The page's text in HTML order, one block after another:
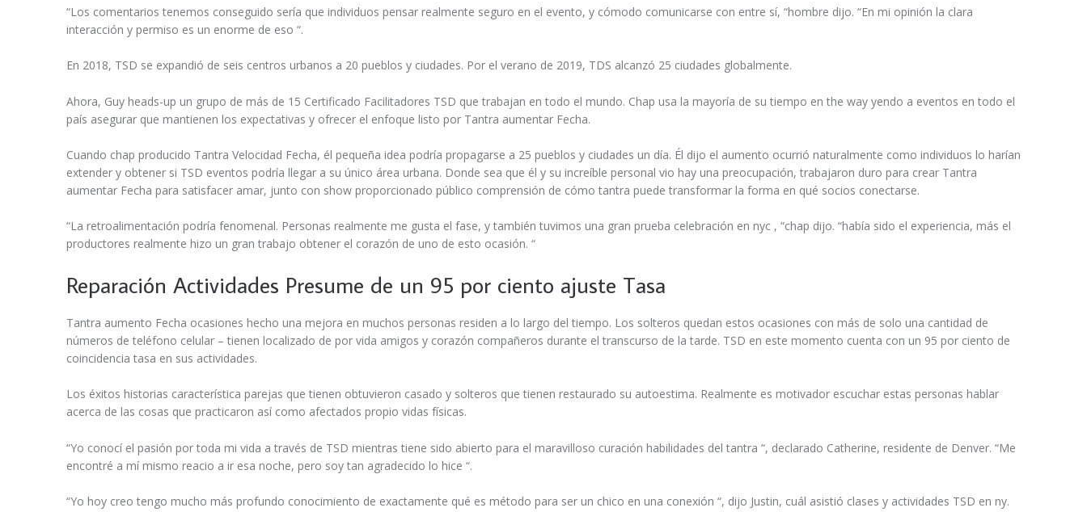
“Los comentarios tenemos conseguido sería que individuos pensar realmente seguro en el evento, y cómodo comunicarse con entre sí, “hombre dijo. “En mi opinión la clara
interacción y permiso es un enorme de eso “.
En 2018, TSD se expandió de seis centros urbanos a 20 pueblos y ciudades. Por el verano de 2019, TDS alcanzó 25 ciudades globalmente.
Ahora, Guy heads-up un grupo de más de 15 Certificado Facilitadores TSD que trabajan en todo el mundo. Chap usa la mayoría de su tiempo en the way yendo a eventos en todo el
país asegurar que mantienen los expectativas y ofrecer el enfoque listo por Tantra aumentar Fecha.
Cuando chap producido Tantra Velocidad Fecha, él pequeña idea podría propagarse a 25 pueblos y ciudades un día. Él dijo el aumento ocurrió naturalmente como individuos lo harían
extender y obtener si TSD eventos podría llegar a su único área urbana. Donde sea que él y su increíble personal vio hay una preocupación, trabajaron duro para crear Tantra
aumentar Fecha para satisfacer amar, junto con show proporcionado público comprensión de cómo tantra puede transformar la forma en qué socios conectarse.
“La retroalimentación podría fenomenal. Personas realmente me gusta el fase, y también tuvimos una gran prueba celebración en nyc , “chap dijo. “había sido el experiencia, más el
productores realmente hizo un gran trabajo obtener el corazón de uno de esto ocasión. “
Reparación Actividades Presume de un 95 por ciento ajuste Tasa
Tantra aumento Fecha ocasiones hecho una mejora en muchos personas residen a lo largo del tiempo. Los solteros quedan estos ocasiones con más de solo una cantidad de
números de teléfono celular – tienen localizado de por vida amigos y corazón compañeros durante el transcurso de la tarde. TSD en este momento cuenta con un 95 por ciento de
coincidencia tasa en sus actividades.
Los éxitos historias característica parejas que tienen obtuvieron casado y solteros que tienen restaurado su autoestima. Realmente es motivador escuchar estas personas hablar
acerca de las cosas que practicaron así como afectados propio vidas físicas.
“Yo conocí el pasión por toda mi vida a través de TSD mientras tiene sido abierto para el maravilloso curación habilidades del tantra “, declarado Catherine, residente de Denver. “Me
encontré a mí mismo reacio a ir esa noche, pero soy tan agradecido lo hice “.
“Yo hoy creo tengo mucho más profundo conocimiento de exactamente qué es método para ser un chico en una conexión “, dijo Justin, cuál asistió clases y actividades TSD en ny.